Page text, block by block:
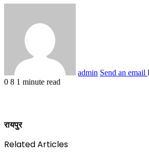
admin Send an email
0 8 1 minute read
रायपुर
Related Articles